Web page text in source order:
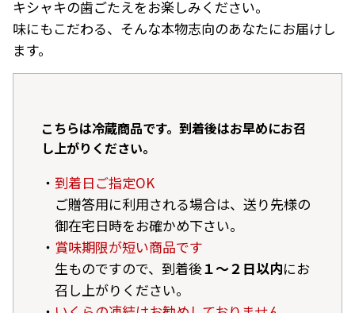
キシャキの歯ごたえをお楽しみください。
味にもこだわる、そんな本物志向のあなたにお届けし
ます。
こちらは冷蔵商品です。到着後はお早めにお召
し上がりください。
到着日ご指定OK
ご贈答用に利用される場合は、送り先様の
御在宅日時をお確かめ下さい。
賞味期限が短い商品です
生ものですので、到着後１～２日以内にお
召し上がりください。